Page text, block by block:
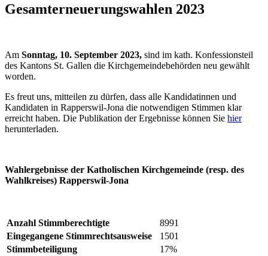
Gesamterneuerungswahlen 2023
Am Sonntag, 10. September 2023, sind im kath. Konfessionsteil
des Kantons St. Gallen die Kirchgemeindebehörden neu gewählt
worden.
Es freut uns, mitteilen zu dürfen, dass alle Kandidatinnen und
Kandidaten in Rapperswil-Jona die notwendigen Stimmen klar
erreicht haben. Die Publikation der Ergebnisse können Sie hier
herunterladen.
Wahlergebnisse der Katholischen Kirchgemeinde (resp. des
Wahlkreises) Rapperswil-Jona
Anzahl Stimmberechtigte
8991
Eingegangene Stimmrechtsausweise
1501
Stimmbeteiligung
17%